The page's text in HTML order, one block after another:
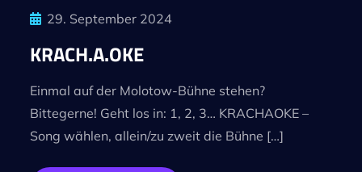
29. September 2024
KRACH.A.OKE
Einmal auf der Molotow-Bühne stehen?
Bittegerne! Geht los in: 1, 2, 3… KRACHAOKE –
Song wählen, allein/zu zweit die Bühne […]